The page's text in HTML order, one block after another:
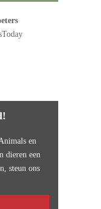
en
dieren een
steun ons